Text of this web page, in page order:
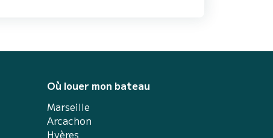
Où louer mon bateau
Marseille
Arcachon
Hyères